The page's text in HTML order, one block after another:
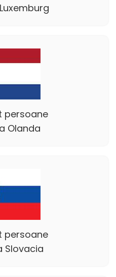
persoane
Olanda
persoane
Slovacia